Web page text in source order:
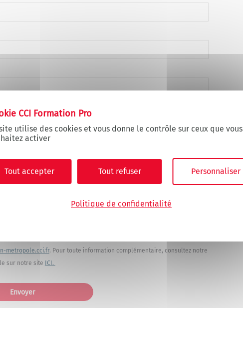
utilise des cookies et vous donne le contrôle sur ceux que vous
activer
Tout accepter Tout refuser Personnaliser
Politique de confidentialité
votre demande. Les informations recueillies font l’objet d’un traitement
des informations sur les événements et les services du centre de
nous le faire savoir par mail. De la même manière, vous bénéficiez d'un
qui vous concernent. Vous pouvez exercer ces droits auprès de notre
metropole.cci.fr. Pour toute information complémentaire, consultez notre
sur notre site ICI.